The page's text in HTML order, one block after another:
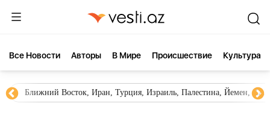
Все Новости Aвторы В Мире Происшествие Культура
Ближний Восток, Иран, Турция, Израиль, Палестина, Йемен,